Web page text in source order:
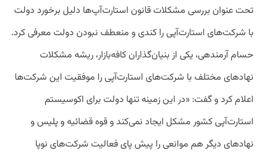
تحت عنوان بررسی مشکلات قانون استارت‌آپ‌ها دلیل برخورد دولت
با شرکت‌های استارت‌آپی را کندی و منعطف نبودن دولت معرفی کرد.
حسام آرمندهی، یکی از بنیان‌گذاران کافه‌بازار، ریشه مشکلات
نهادهای مختلف با شرکت‌های استارت‌آپی را موفقیت این شرکت‌ها
اعلام کرد و گفت: «در این زمینه تنها دولت برای اکوسیستم
استارت‌آپی کشور مشکل ایجاد نمی‌کند و قوه قضائیه و پلیس و
نهادهای دیگر هم موانعی را پیش پای فعالیت شرکت‌های نوپا